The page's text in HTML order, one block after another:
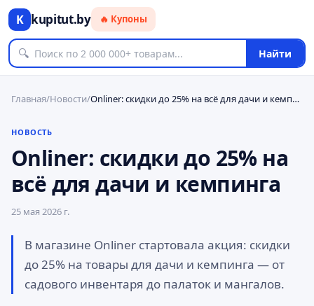
K kupitut.by 🔥 Купоны
🔍 Найти
Главная/Новости/ Onliner: скидки до 25% на всё для дачи и кемпинга
НОВОСТЬ
Onliner: скидки до 25% на
всё для дачи и кемпинга
25 мая 2026 г.
В магазине Onliner стартовала акция: скидки
до 25% на товары для дачи и кемпинга — от
садового инвентаря до палаток и мангалов.